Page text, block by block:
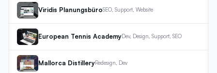
Viridis PlanungsbüroSEO, Support, Website
European Tennis AcademyDev, Design, Support, SEO
Mallorca DistilleryRedesign, Dev